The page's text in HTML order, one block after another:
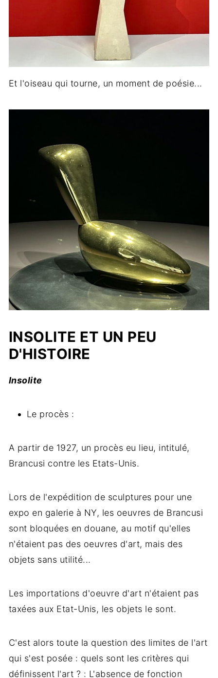
Et l'oiseau qui tourne, un moment de poésie...
INSOLITE ET UN PEU
D'HISTOIRE
Insolite
Le procès :
A partir de 1927, un procès eu lieu, intitulé,
Brancusi contre les Etats-Unis.
Lors de l'expédition de sculptures pour une
expo en galerie à NY, les oeuvres de Brancusi
sont bloquées en douane, au motif qu'elles
n'étaient pas des oeuvres d'art, mais des
objets sans utilité...
Les importations d'oeuvre d'art n'étaient pas
taxées aux Etat-Unis, les objets le sont.
C'est alors toute la question des limites de l'art
qui s'est posée : quels sont les critères qui
définissent l'art ? : L'absence de fonction